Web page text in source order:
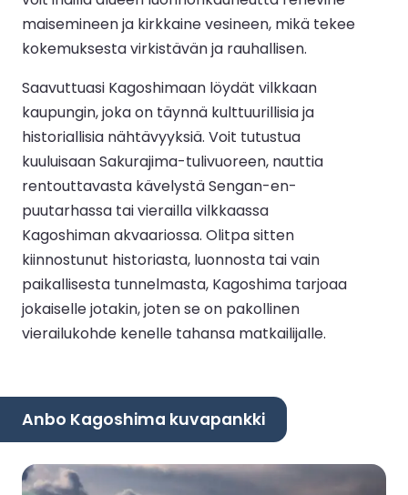
maisemineen ja kirkkaine vesineen, mikä tekee
kokemuksesta virkistävän ja rauhallisen.
Saavuttuasi Kagoshimaan löydät vilkkaan
kaupungin, joka on täynnä kulttuurillisia ja
historiallisia nähtävyyksiä. Voit tutustua
kuuluisaan Sakurajima-tulivuoreen, nauttia
rentouttavasta kävelystä Sengan-en-
puutarhassa tai vierailla vilkkaassa
Kagoshiman akvaariossa. Olitpa sitten
kiinnostunut historiasta, luonnosta tai vain
paikallisesta tunnelmasta, Kagoshima tarjoaa
jokaiselle jotakin, joten se on pakollinen
vierailukohde kenelle tahansa matkailijalle.
Anbo Kagoshima kuvapankki